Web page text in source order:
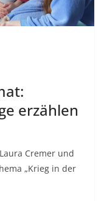
erzählen
Cremer und
„Krieg in der